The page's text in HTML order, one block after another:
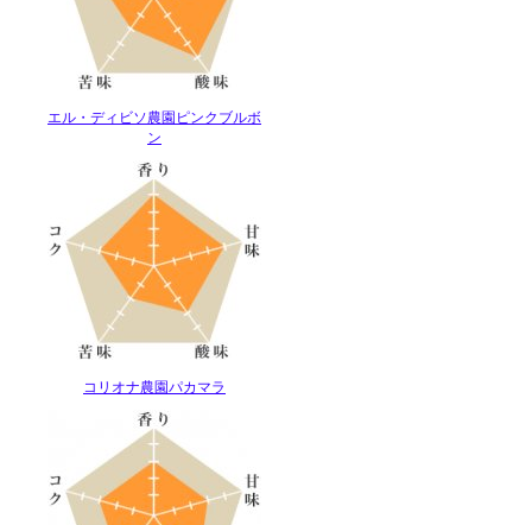
エル・ディビソ農園ピンクブルボ
ン
コリオナ農園パカマラ